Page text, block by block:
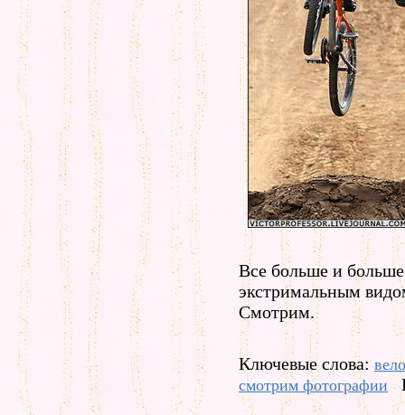
Все больше и
экстримальным
Смотрим.
Ключевые слова:
смотрим фотографии